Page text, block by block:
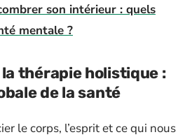
son intérieur : quels
mentale ?
thérapie holistique :
de la santé
le corps, l’esprit et ce qui nous